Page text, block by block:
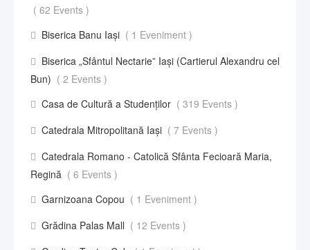
( 62 Events )
Biserica Banu Iași ( 1 Eveniment )
Biserica „Sfântul Nectarie” Iaşi (Cartierul Alexandru cel
Bun) ( 2 Events )
Casa de Cultură a Studenților ( 319 Events )
Catedrala Mitropolitană Iași ( 7 Events )
Catedrala Romano - Catolică Sfânta Fecioară Maria,
Regină ( 6 Events )
Garnizoana Copou ( 1 Eveniment )
Grădina Palas Mall ( 12 Events )